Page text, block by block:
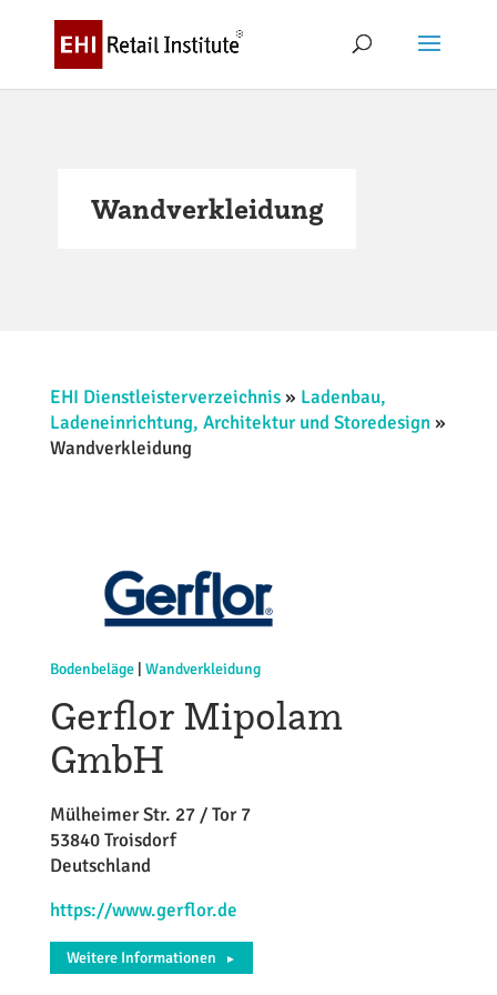
Wandverkleidung
EHI Dienstleisterverzeichnis» Ladenbau,
Ladeneinrichtung, Architektur und Storedesign»
Wandverkleidung
Bodenbeläge| Wandverkleidung
Gerflor Mipolam
GmbH
Mülheimer Str. 27 / Tor 7
53840 Troisdorf
Deutschland
https://www.gerflor.de
Weitere Informationen ►